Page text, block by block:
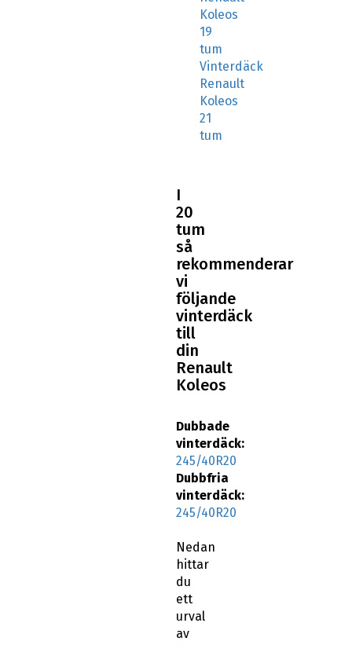
Koleos
19
tum
Vinterdäck
Renault
Koleos
21
tum
I
20
tum
så
rekommenderar
vi
följande
vinterdäck
till
din
Renault
Koleos
Dubbade
vinterdäck:
245/40R20
Dubbfria
vinterdäck:
245/40R20
Nedan
hittar
du
ett
urval
av